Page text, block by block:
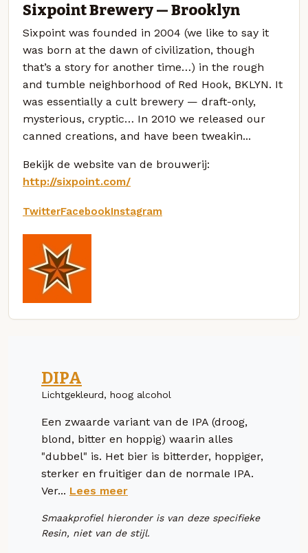
Sixpoint Brewery — Brooklyn
Sixpoint was founded in 2004 (we like to say it
was born at the dawn of civilization, though
that’s a story for another time…) in the rough
and tumble neighborhood of Red Hook, BKLYN. It
was essentially a cult brewery — draft-only,
mysterious, cryptic… In 2010 we released our
canned creations, and have been tweakin...
Bekijk de website van de brouwerij:
http://sixpoint.com/
TwitterFacebookInstagram
DIPA
Lichtgekleurd, hoog alcohol
Een zwaarde variant van de IPA (droog,
blond, bitter en hoppig) waarin alles
"dubbel" is. Het bier is bitterder, hoppiger,
sterker en fruitiger dan de normale IPA.
Ver... Lees meer
Smaakprofiel hieronder is van deze specifieke
Resin, niet van de stijl.